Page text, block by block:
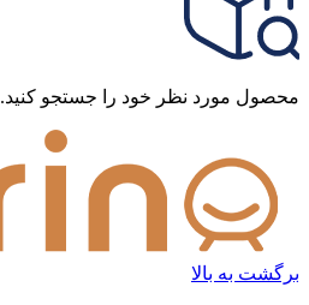
محصول مورد نظر خود را جستجو کنید.
برگشت به بالا